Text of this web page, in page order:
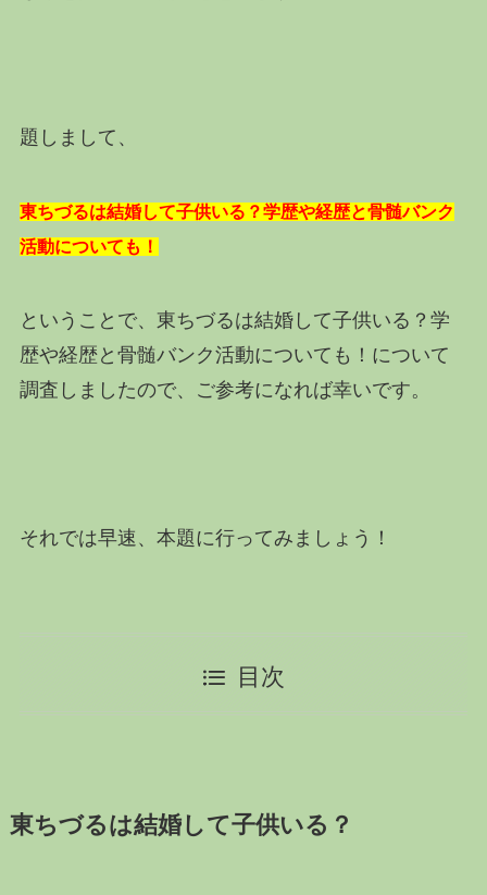
題しまして、
東ちづるは結婚して子供いる？学歴や経歴と骨髄バンク
活動についても！
ということで、東ちづるは結婚して子供いる？学
歴や経歴と骨髄バンク活動についても！について
調査しましたので、ご参考になれば幸いです。
それでは早速、本題に行ってみましょう！
目次
東ちづるは結婚して子供いる？